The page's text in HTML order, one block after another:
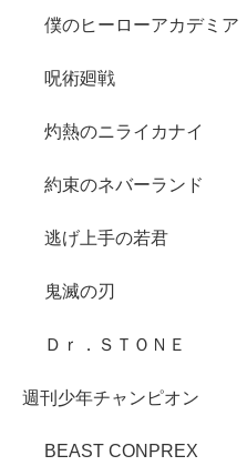
僕のヒーローアカデミア
呪術廻戦
灼熱のニライカナイ
約束のネバーランド
逃げ上手の若君
鬼滅の刃
Ｄｒ．ＳＴＯＮＥ
週刊少年チャンピオン
BEAST CONPREX